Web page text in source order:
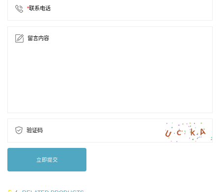
*联系电话
留言内容
验证码
立即提交